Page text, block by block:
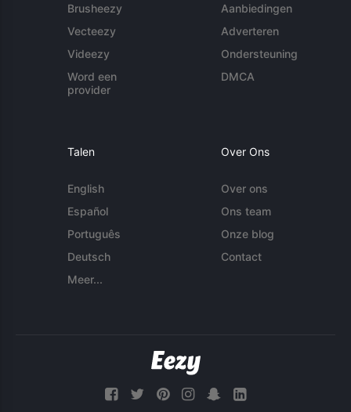
Brusheezy
Vecteezy
Videezy
Word een
provider
Aanbiedingen
Adverteren
Ondersteuning
DMCA
Talen
English
Español
Português
Deutsch
Meer...
Over Ons
Over ons
Ons team
Onze blog
Contact